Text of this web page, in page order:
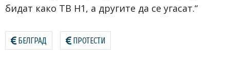
бидат како ТВ Н1, а другите да се угасат.“
БЕЛГРАД ПРОТЕСТИ